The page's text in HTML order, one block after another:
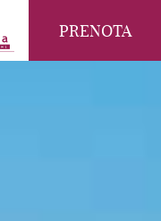
PRENOTA